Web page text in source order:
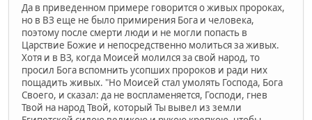
Да в приведенном примере говорится о живых пророках,
но в ВЗ еще не было примирения Бога и человека,
поэтому после смерти люди и не могли попасть в
Царствие Божие и непосредственно молиться за живых.
Хотя и в ВЗ, когда Моисей молился за свой народ, то
просил Бога вспомнить усопших пророков и ради них
пощадить живых. "Но Моисей стал умолять Господа, Бога
Своего, и сказал: да не воспламеняется, Господи, гнев
Твой на народ Твой, который Ты вывел из земли